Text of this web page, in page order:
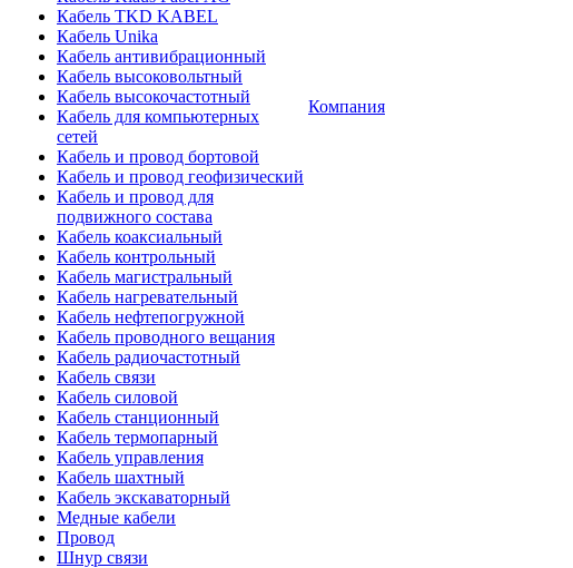
Кабель TKD KABEL
Кабель Unika
Кабель антивибрационный
Кабель высоковольтный
Кабель высокочастотный
Кабель для компьютерных
сетей
Кабель и провод бортовой
Кабель и провод геофизический
Кабель и провод для
подвижного состава
Кабель коаксиальный
Кабель контрольный
Кабель магистральный
Кабель нагревательный
Кабель нефтепогружной
Кабель проводного вещания
Кабель радиочастотный
Кабель связи
Кабель силовой
Кабель станционный
Кабель термопарный
Кабель управления
Кабель шахтный
Кабель экскаваторный
Медные кабели
Провод
Шнур связи
Компания